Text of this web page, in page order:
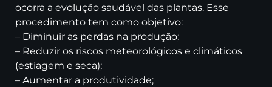
ocorra a evolução saudável das plantas. Esse
procedimento tem como objetivo:
– Diminuir as perdas na produção;
– Reduzir os riscos meteorológicos e climáticos
(estiagem e seca);
– Aumentar a produtividade;